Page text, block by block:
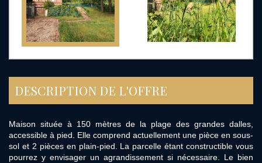
DESCRIPTION DE L'OFFRE
Maison située à 150 mètres de la plage des grandes dalles,
accessible à pied. Elle comprend actuellement une pièce en sous-
sol et 2 pièces en plain-pied. La parcelle étant constructible vous
pourrez y envisager un agrandissement si nécessaire. Le bien